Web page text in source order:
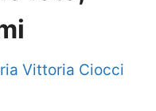
Vittoria Ciocci